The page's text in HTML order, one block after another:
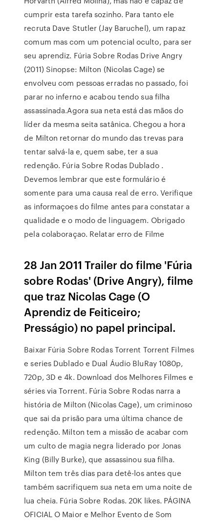
cumprir esta tarefa sozinho. Para tanto ele
recruta Dave Stutler (Jay Baruchel), um rapaz
comum mas com um potencial oculto, para ser
seu aprendiz. Fúria Sobre Rodas Drive Angry
(2011) Sinopse: Milton (Nicolas Cage) se
envolveu com pessoas erradas no passado, foi
parar no inferno e acabou tendo sua filha
assassinada.Agora sua neta está das mãos do
líder da mesma seita satânica. Chegou a hora
de Milton retornar do mundo das trevas para
tentar salvá-la e, quem sabe, ter a sua
redenção. Fúria Sobre Rodas Dublado .
Devemos lembrar que este formulário é
somente para uma causa real de erro. Verifique
as informaçoes do filme antes para constatar a
qualidade e o modo de linguagem. Obrigado
pela colaboraçao. Relatar erro de Filme
28 Jan 2011 Trailer do filme 'Fúria
sobre Rodas' (Drive Angry), filme
que traz Nicolas Cage (O
Aprendiz de Feiticeiro;
Presságio) no papel principal.
Baixar Fúria Sobre Rodas Torrent Torrent Filmes
e series Dublado e Dual Áudio BluRay 1080p,
720p, 3D e 4k. Download dos Melhores Filmes e
séries via Torrent. Fúria Sobre Rodas narra a
história de Milton (Nicolas Cage), um criminoso
que sai da prisão para uma última chance de
redenção. Milton tem a missão de acabar com
um culto de magia negra liderado por Jonas
King (Billy Burke), que assassinou sua filha.
Milton tem três dias para detê-los antes que
também sacrifiquem sua neta em uma noite de
lua cheia. Fúria Sobre Rodas. 20K likes. PÁGINA
OFICIAL O Maior e Melhor Evento de Som